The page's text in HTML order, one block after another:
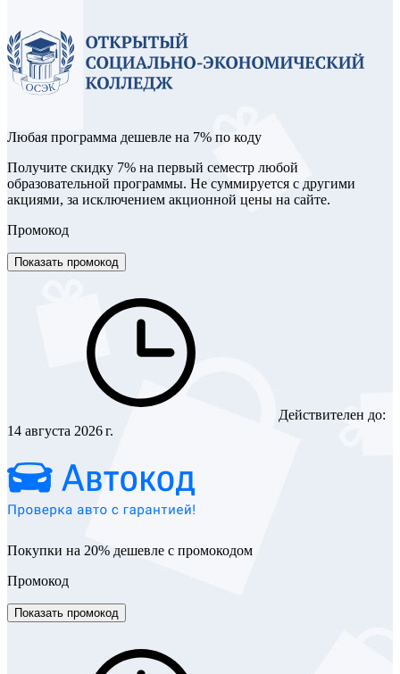
Любая программа дешевле на 7% по коду
Получите скидку 7% на первый семестр любой
образовательной программы. Не суммируется с другими
акциями, за исключением акционной цены на сайте.
Промокод
Показать промокод
Действителен до:
14 августа 2026 г.
Покупки на 20% дешевле с промокодом
Промокод
Показать промокод